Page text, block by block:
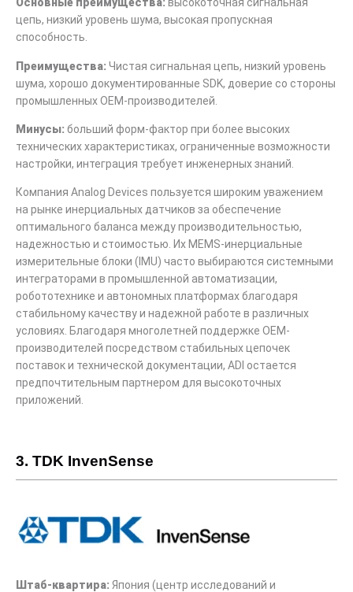
Основные преимущества: высокоточная сигнальная
цепь, низкий уровень шума, высокая пропускная
способность.
Преимущества: Чистая сигнальная цепь, низкий уровень
шума, хорошо документированные SDK, доверие со стороны
промышленных OEM-производителей.
Минусы: больший форм-фактор при более высоких
технических характеристиках, ограниченные возможности
настройки, интеграция требует инженерных знаний.
Компания Analog Devices пользуется широким уважением
на рынке инерциальных датчиков за обеспечение
оптимального баланса между производительностью,
надежностью и стоимостью. Их MEMS-инерциальные
измерительные блоки (IMU) часто выбираются системными
интеграторами в промышленной автоматизации,
робототехнике и автономных платформах благодаря
стабильному качеству и надежной работе в различных
условиях. Благодаря многолетней поддержке OEM-
производителей посредством стабильных цепочек
поставок и технической документации, ADI остается
предпочтительным партнером для высокоточных
приложений.
3. TDK InvenSense
Штаб-квартира: Япония (центр исследований и